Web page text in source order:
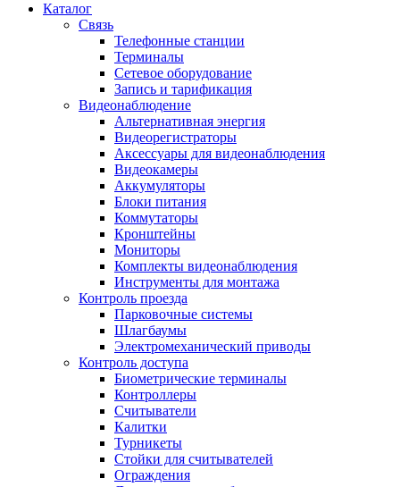
Каталог
Связь
Телефонные станции
Терминалы
Сетевое оборудование
Запись и тарификация
Видеонаблюдение
Альтернативная энергия
Видеорегистраторы
Аксессуары для видеонаблюдения
Видеокамеры
Аккумуляторы
Блоки питания
Коммутаторы
Кронштейны
Мониторы
Комплекты видеонаблюдения
Инструменты для монтажа
Контроль проезда
Парковочные системы
Шлагбаумы
Электромеханический приводы
Контроль доступа
Биометрические терминалы
Контроллеры
Считыватели
Калитки
Турникеты
Стойки для считывателей
Ограждения